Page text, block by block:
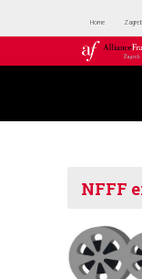
Home Zagreb
NFFF